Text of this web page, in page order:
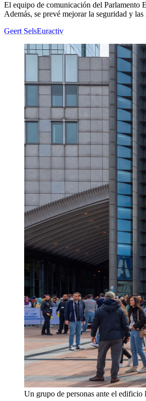
El equipo de comunicación del Parlamento
Además, se prevé mejorar la seguridad y
Geert SelsEuractiv
Un grupo de personas ante el